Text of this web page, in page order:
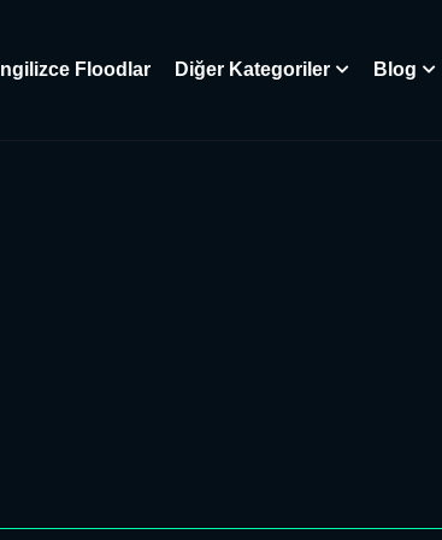
İngilizce Floodlar Diğer Kategoriler Blog